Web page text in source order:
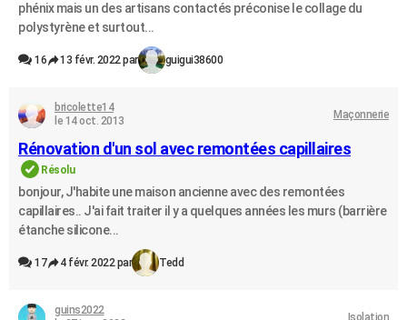
phénix mais un des artisans contactés préconise le collage du
polystyrène et surtout...
16 13 févr. 2022 par guigui38600
bricolette14
le 14 oct. 2013
Maçonnerie
Rénovation d'un sol avec remontées capillaires
Résolu
bonjour, J'habite une maison ancienne avec des remontées
capillaires.. J'ai fait traiter il y a quelques années les murs (barrière
étanche silicone...
17 4 févr. 2022 par Tedd
guins2022
Isolation